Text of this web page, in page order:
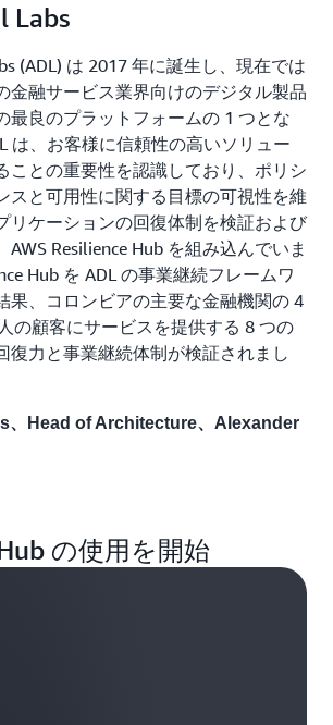
Labs
(ADL) は 2017 年に誕生し、現在では
金融サービス業界向けのデジタル製品
最良のプラットフォームの 1 つとな
は、お客様に信頼性の高いソリュー
ことの重要性を認識しており、ポリシ
スと可用性に関する目標の可視性を維
リケーションの回復体制を検証および
Resilience Hub を組み込んでいま
Hub を ADL の事業継続フレームワ
果、コロンビアの主要な金融機関の 4
の顧客にサービスを提供する 8 つの
復力と事業継続体制が検証されまし
、Head of Architecture、Alexander
の使用を開始